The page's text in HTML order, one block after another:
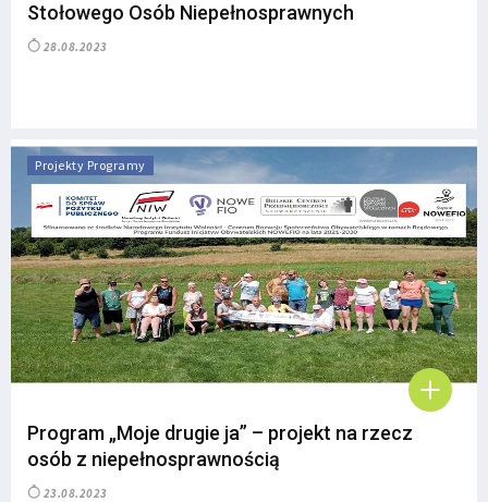
Stołowego Osób Niepełnosprawnych
28.08.2023
Projekty Programy
Program „Moje drugie ja” – projekt na rzecz
osób z niepełnosprawnością
23.08.2023